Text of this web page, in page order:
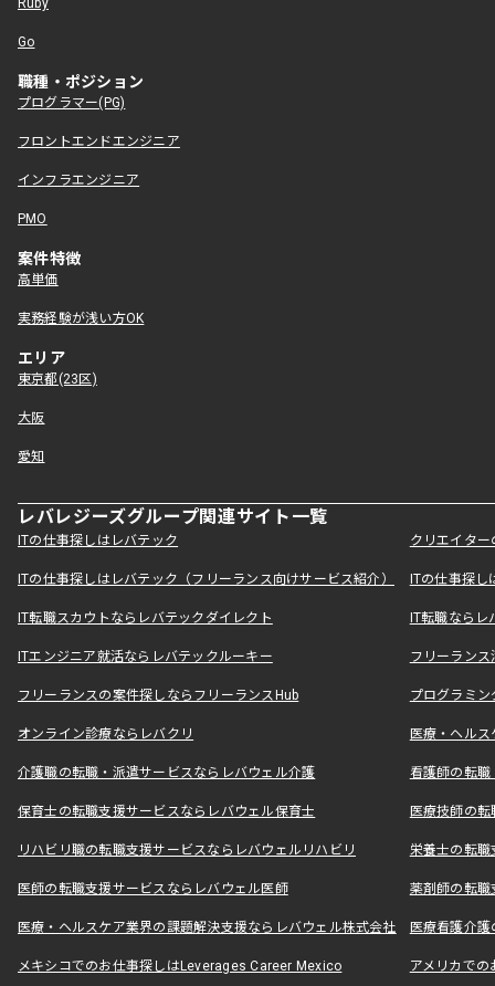
Ruby
Go
職種・ポジション
プログラマー(PG)
フロントエンドエンジニア
インフラエンジニア
PMO
案件特徴
高単価
実務経験が浅い方OK
エリア
東京都(23区)
大阪
愛知
レバレジーズグループ関連サイト一覧
ITの仕事探しはレバテック クリエイタ
ITの仕事探しはレバテック（フリーランス向けサービス紹介） ITの仕事探
IT転職スカウトならレバテックダイレクト IT転職なら
ITエンジニア就活ならレバテックルーキー フリーラン
フリーランスの案件探しならフリーランスHub プログラミ
オンライン診療ならレバクリ 医療・ヘル
介護職の転職・派遣サービスならレバウェル介護 看護師の転
保育士の転職支援サービスならレバウェル保育士 医療技師の
リハビリ職の転職支援サービスならレバウェルリハビリ 栄養士の転
医師の転職支援サービスならレバウェル医師 薬剤師の転
医療・ヘルスケア業界の課題解決支援ならレバウェル株式会社 医療看護介
メキシコでのお仕事探しはLeverages Career Mexico アメリカで